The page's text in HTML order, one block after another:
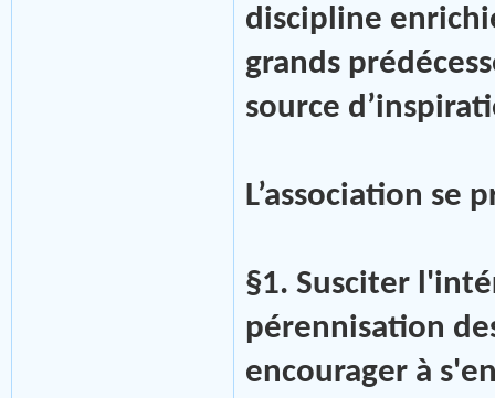
discipline
grands
source
L’association se
§1. Susciter
pérennisation
encourager à